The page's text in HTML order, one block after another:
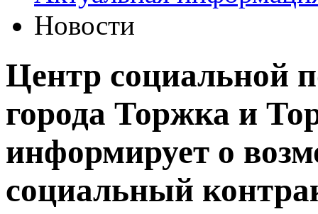
Новости
Центр социальной
города Торжка и
информирует о
социальный